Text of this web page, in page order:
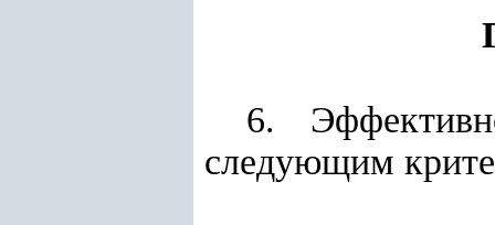
6.
следующим